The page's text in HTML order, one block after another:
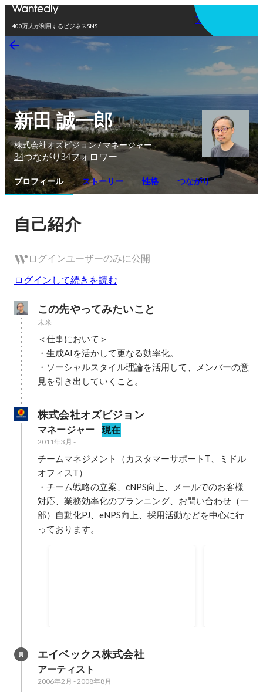
400万人が利用するビジネスSNS
アプリを使う
新田 誠一郎
株式会社オズビジョン / マネージャー
34つながり34フォロワー
プロフィール ストーリー 性格 つながり
自己紹介
ログインユーザーのみに公開
ログインして続きを読む
この先やってみたいこと
未来
＜仕事において＞
・生成AIを活かして更なる効率化。
・ソーシャルスタイル理論を活用して、メンバーの意
見を引き出していくこと。
株式会社オズビジョン
マネージャー 現在
2011年3月 -
チームマネジメント（カスタマーサポートT、ミドル
オフィスT）
・チーム戦略の立案、cNPS向上、メールでのお客様
対応、業務効率化のプランニング、お問い合わせ（一
部）自動化PJ、eNPS向上、採用活動などを中心に行
っております。
エイベックス株式会社
アーティスト
2006年2月 -2008年8月